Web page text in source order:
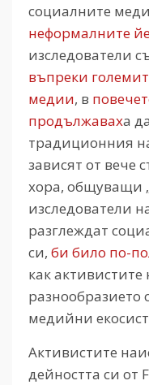
социалните
неформалните
изследователи
въпреки
медии, в
продължаваха
традиционния
зависят от
хора, общуващи
изследователи
разглеждат
си, би било по-
как
медийни
Активистите
дейността си от